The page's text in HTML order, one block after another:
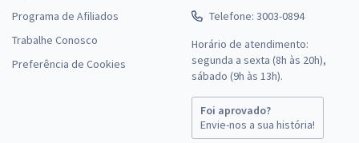
Programa de Afiliados
Trabalhe Conosco
Preferência de Cookies
Telefone: 3003-0894
Horário de atendimento:
segunda a sexta (8h às 20h),
sábado (9h às 13h).
Foi aprovado?
Envie-nos a sua história!